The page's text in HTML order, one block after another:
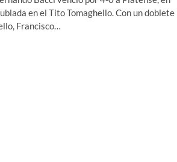
en el Tito Tomaghello. Con un doblete
Francisco…